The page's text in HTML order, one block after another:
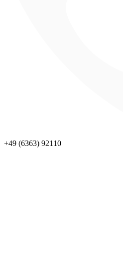
+49 (6363) 92110